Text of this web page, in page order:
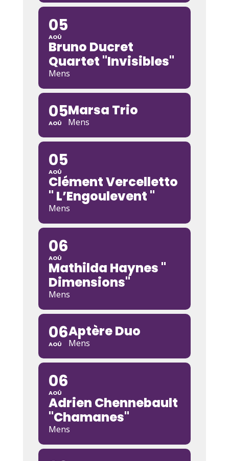
05
AOÛ
Bruno Ducret
Quartet "Invisibles"
Mens
05
AOÛ
Marsa Trio
Mens
05
AOÛ
Clément Vercelletto
" L’Engoulevent "
Mens
06
AOÛ
Mathilda Haynes "
Dimensions"
Mens
06
AOÛ
Aptère Duo
Mens
06
AOÛ
Adrien Chennebault
"Chamanes"
Mens